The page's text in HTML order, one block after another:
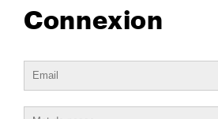
Connexion